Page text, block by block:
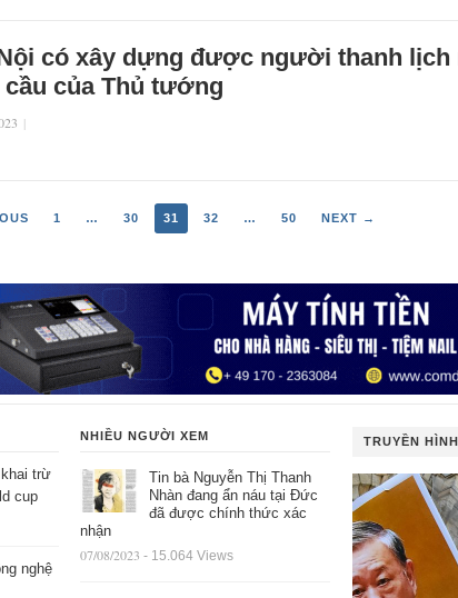
có xây dựng được người thanh lịch
cầu của Thủ tướng
|
1 … 30 31 32 … 50 NEXT →
trừ
cup
nghệ
NHIỀU NGƯỜI XEM
Tin bà Nguyễn Thị Thanh
Nhàn đang ẩn náu tại Đức
đã được chính thức xác
nhận
07/08/2023 - 15.064 Views
TRUYỀN HÌNH